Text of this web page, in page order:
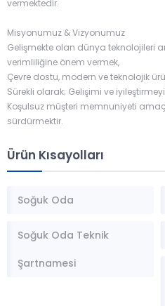
vermektedir.
Misyonumuz & Vizyonumuz
Gelişmekte olan dünya teknolojileri
verimliliğine önem vermek,
Çevre dostu, modern ve teknolojik
Sürekli olarak; Gelişimi ve
Koşulsuz müşteri memnuniyeti
sürdürmektir.
Ürün Kısayolları
Soğuk Oda
Soğuk Oda Teknik
Şartnamesi